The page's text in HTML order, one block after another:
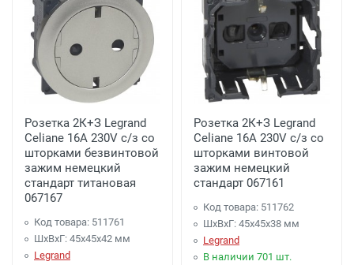
Розетка 2К+З Legrand
Celiane 16A 230V с/з со
шторками безвинтовой
зажим немецкий
стандарт титановая
067167
Код товара: 511761
ШхВхГ: 45x45x42 мм
Legrand
Розетка 2К+З Legrand
Celiane 16A 230V с/з со
шторками винтовой
зажим немецкий
стандарт 067161
Код товара: 511762
ШхВхГ: 45x45x38 мм
Legrand
В наличии 701 шт.